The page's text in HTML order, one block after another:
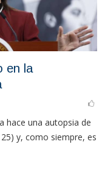
en la
hace una autopsia de
y, como siempre, es